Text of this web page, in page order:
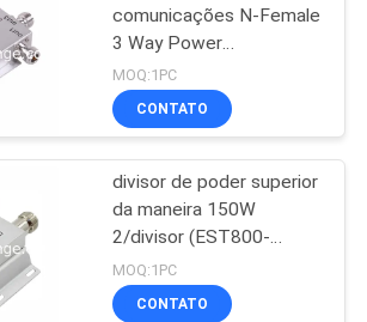
5G
comunicações N-Female
3 Way Power
Divider/Splitter
MOQ:1PC
CONTATO
divisor de poder superior
da maneira 150W
2/divisor (EST800-
2500MHZ),
90x85x30mm
MOQ:1PC
CONTATO